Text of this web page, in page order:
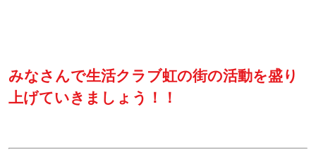
みなさんで生活クラブ虹の街の活動を盛り
上げていきましょう！！